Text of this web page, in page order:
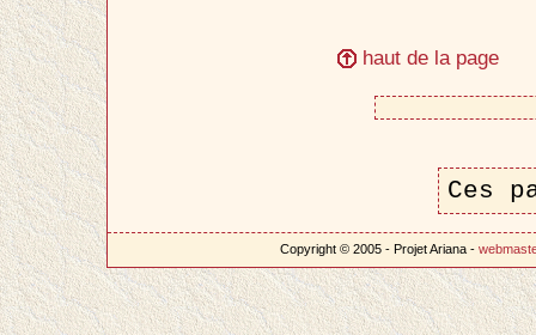
haut de la page
Ces
Copyright © 2005 - Projet Ariana -